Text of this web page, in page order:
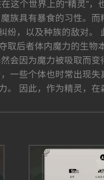
这个世界上的“精灵”
族具有暴食的习性。
纷，以及种族的敌对。
取后者体内魔力的生物
会因为魔力被吸取而
一些个体也时常出现
。 因此，作为精灵，在